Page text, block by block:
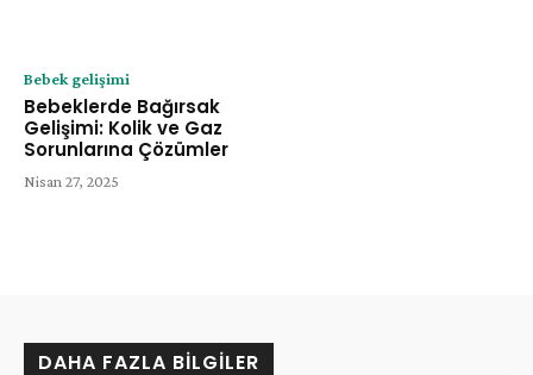
Bebek gelişimi
Bebeklerde Bağırsak
Gelişimi: Kolik ve Gaz
Sorunlarına Çözümler
Nisan 27, 2025
DAHA FAZLA BILGILER